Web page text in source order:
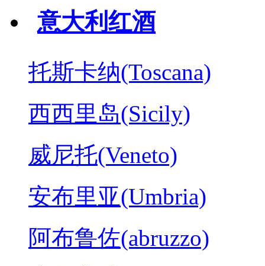
意大利红酒
托斯卡纳(Toscana)
西西里岛(Sicily)
威尼托(Veneto)
安布里亚(Umbria)
阿布鲁佐(abruzzo)